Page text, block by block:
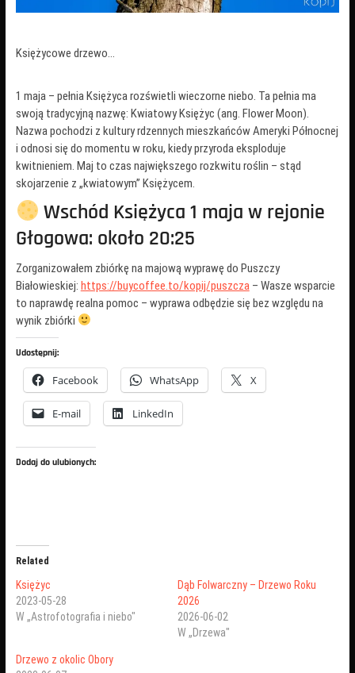
Księżycowe drzewo…
1 maja – pełnia Księżyca rozświetli wieczorne niebo. Ta pełnia ma
swoją tradycyjną nazwę: Kwiatowy Księżyc (ang. Flower Moon).
Nazwa pochodzi z kultury rdzennych mieszkańców Ameryki Północnej
i odnosi się do momentu w roku, kiedy przyroda eksploduje
kwitnieniem. Maj to czas największego rozkwitu roślin – stąd
skojarzenie z „kwiatowym” Księżycem.
Wschód Księżyca 1 maja w rejonie
Głogowa: około 20:25
Zorganizowałem zbiórkę na majową wyprawę do Puszczy
Białowieskiej: https://buycoffee.to/kopij/puszcza– Wasze wsparcie
to naprawdę realna pomoc – wyprawa odbędzie się bez względu na
wynik zbiórki
Udostępnij:
Facebook WhatsApp X
E-mail LinkedIn
Dodaj do ulubionych:
Related
Księżyc
2023-05-28
W „Astrofotografia i niebo"
Dąb Folwarczny – Drzewo Roku
2026
2026-06-02
W „Drzewa"
Drzewo z okolic Obory